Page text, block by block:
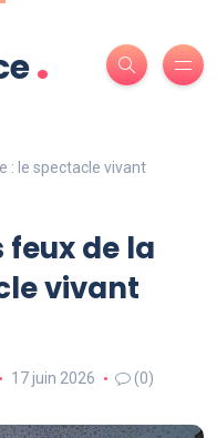
.
: le spectacle vivant
feux de la
vivant
17 juin 2026 (0)